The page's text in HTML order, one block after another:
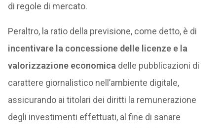
di regole di mercato.
Peraltro, la ratio della previsione, come detto, è di
incentivare la concessione delle licenze e la
valorizzazione economica delle pubblicazioni di
carattere giornalistico nell’ambiente digitale,
assicurando ai titolari dei diritti la remunerazione
degli investimenti effettuati, al fine di sanare